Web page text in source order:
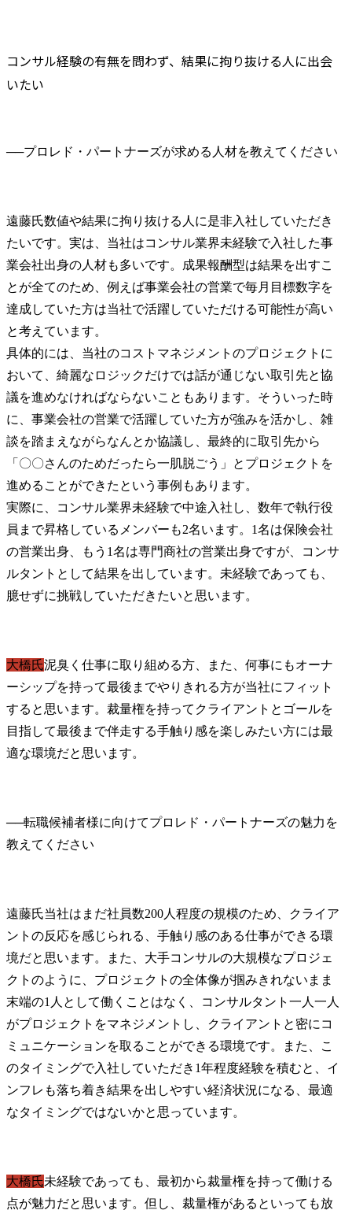
コンサル経験の有無を問わず、結果に拘り抜ける人に出会
いたい
──
遠藤氏数値や結果に拘り抜ける人に是非入社していただき
たいです。実は、当社はコンサル業界未経験で入社した事
業会社出身の人材も多いです。成果報酬型は結果を出すこ
とが全てのため、例えば事業会社の営業で毎月目標数字を
達成していた方は当社で活躍していただける可能性が高い
と考えています。
具体的には、当社のコストマネジメントのプロジェクトに
おいて、綺麗なロジックだけでは話が通じない取引先と協
議を進めなければならないこともあります。そういった時
に、事業会社の営業で活躍していた方が強みを活かし、雑
談を踏まえながらなんとか協議し、最終的に取引先から
「〇〇さんのためだったら一肌脱ごう」とプロジェクトを
進めることができたという事例もあります。
実際に、コンサル業界未経験で中途入社し、数年で執行役
員まで昇格しているメンバーも2名います。1名は保険会社
の営業出身、もう1名は専門商社の営業出身ですが、コンサ
ルタントとして結果を出しています。未経験であっても、
臆せずに挑戦していただきたいと思います。
大橋氏泥臭く仕事に取り組める方、また、何事にもオーナ
ーシップを持って最後までやりきれる方が当社にフィット
すると思います。裁量権を持ってクライアントとゴールを
目指して最後まで伴走する手触り感を楽しみたい方には最
適な環境だと思います。
──転職候補者様に向けてプロレド・パートナーズの魅力を
遠藤氏当社はまだ社員数200人程度の規模のため、クライア
ントの反応を感じられる、手触り感のある仕事ができる環
境だと思います。また、大手コンサルの大規模なプロジェ
クトのように、プロジェクトの全体像が掴みきれないまま
末端の1人として働くことはなく、コンサルタント一人一人
がプロジェクトをマネジメントし、クライアントと密にコ
ミュニケーションを取ることができる環境です。また、こ
のタイミングで入社していただき1年程度経験を積むと、イ
ンフレも落ち着き結果を出しやすい経済状況になる、最適
なタイミングではないかと思っています。
大橋氏未経験であっても、最初から裁量権を持って働ける
点が魅力だと思います。但し、裁量権があるといっても放